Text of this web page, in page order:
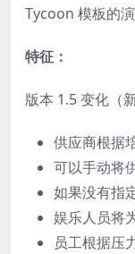
Tycoon 模板的
特征：
版本 1.5 变化（新
供应商根据
可以手动将
如果没有指
娱乐人员将
员工根据压